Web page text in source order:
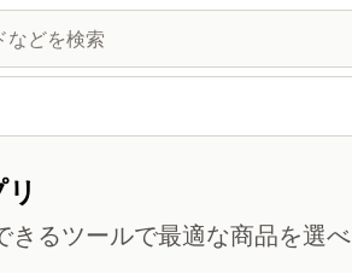
るツールで最適な商品を選